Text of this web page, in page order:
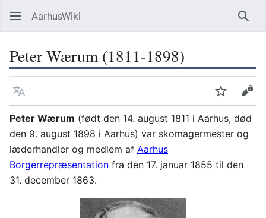
AarhusWiki Søg
Peter Wærum (1811-1898)
Sprog OvervågVis
Peter Wærum (født den 14. august 1811 i Aarhus, død
den 9. august 1898 i Aarhus) var skomagermester og
læderhandler og medlem af Aarhus
Borgerrepræsentation fra den 17. januar 1855 til den
31. december 1863.